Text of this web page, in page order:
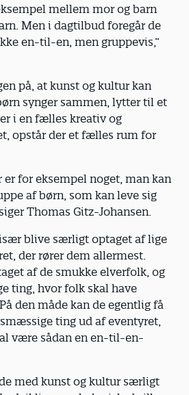
mellem mor og barn
Men i dagtilbud foregår de
en-til-en, men gruppevis,”
på, at kunst og kultur kan
synger sammen, lytter til et
i en fælles kreativ og
opstår der et fælles rum for
for eksempel noget, man kan
af børn, som kan leve sig
Thomas Gitz-Johansen.
især blive særligt optaget af lige
der rører dem allermest.
af de smukke elverfolk, og
ting, hvor folk skal have
den måde kan de egentlig få
ting ud af eventyret,
være sådan en en-til-en-
med kunst og kultur særligt